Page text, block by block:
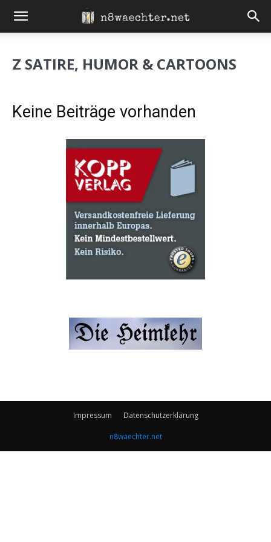
Z SATIRE, HUMOR & CARTOONS
Keine Beiträge vorhanden
Impressum Datenschutzerklärung
n8waechter.net